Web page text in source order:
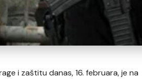
i zaštitu danas, 16. februara, je na